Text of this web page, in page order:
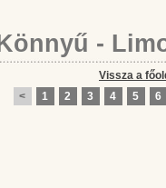
-
Vissza a
<
1 2 3 4 5 6